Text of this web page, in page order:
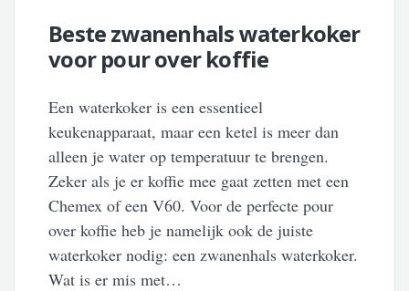
Beste zwanenhals waterkoker
voor pour over koffie
Een waterkoker is een essentieel
keukenapparaat, maar een ketel is meer dan
alleen je water op temperatuur te brengen.
Zeker als je er koffie mee gaat zetten met een
Chemex of een V60. Voor de perfecte pour
over koffie heb je namelijk ook de juiste
waterkoker nodig: een zwanenhals waterkoker.
Wat is er mis met…